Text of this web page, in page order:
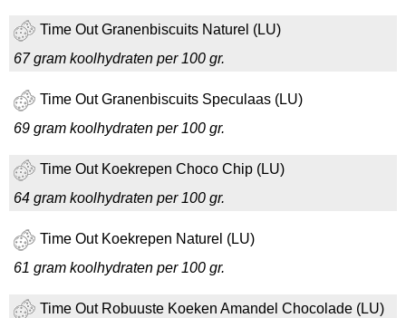
Time Out Granenbiscuits Naturel (LU)
67 gram koolhydraten per 100 gr.
Time Out Granenbiscuits Speculaas (LU)
69 gram koolhydraten per 100 gr.
Time Out Koekrepen Choco Chip (LU)
64 gram koolhydraten per 100 gr.
Time Out Koekrepen Naturel (LU)
61 gram koolhydraten per 100 gr.
Time Out Robuuste Koeken Amandel Chocolade (LU)